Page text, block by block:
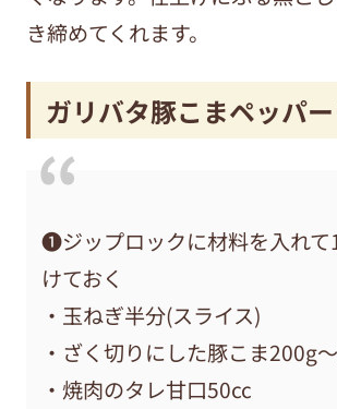
き締めてくれます。
ガリバタ豚こまペッパ
❶ジップロックに材料を入れて
けておく
・玉ねぎ半分(スライス)
・ざく切りにした豚こま200g
・焼肉のタレ甘口50cc